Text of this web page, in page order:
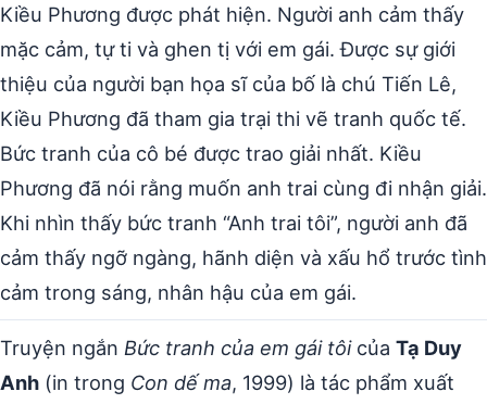
Kiều Phương được phát hiện. Người anh cảm thấy
mặc cảm, tự ti và ghen tị với em gái. Được sự giới
thiệu của người bạn họa sĩ của bố là chú Tiến Lê,
Kiều Phương đã tham gia trại thi vẽ tranh quốc tế.
Bức tranh của cô bé được trao giải nhất. Kiều
Phương đã nói rằng muốn anh trai cùng đi nhận giải.
Khi nhìn thấy bức tranh “Anh trai tôi”, người anh đã
cảm thấy ngỡ ngàng, hãnh diện và xấu hổ trước tình
cảm trong sáng, nhân hậu của em gái.
Truyện ngắn Bức tranh của em gái tôicủa Tạ Duy
Anh (in trong Con dế ma, 1999) là tác phẩm xuất